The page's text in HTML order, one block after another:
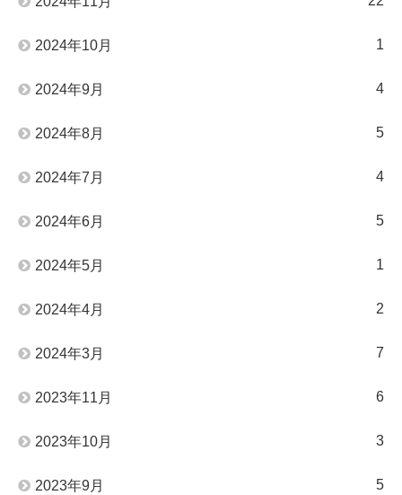
2024年10月 1
2024年9月 4
2024年8月 5
2024年7月 4
2024年6月 5
2024年5月 1
2024年4月 2
2024年3月 7
2023年11月 6
2023年10月 3
2023年9月 5